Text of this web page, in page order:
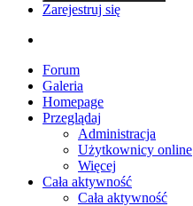
Zarejestruj się
Forum
Galeria
Homepage
Przeglądaj
Administracja
Użytkownicy online
Więcej
Cała aktywność
Cała aktywność